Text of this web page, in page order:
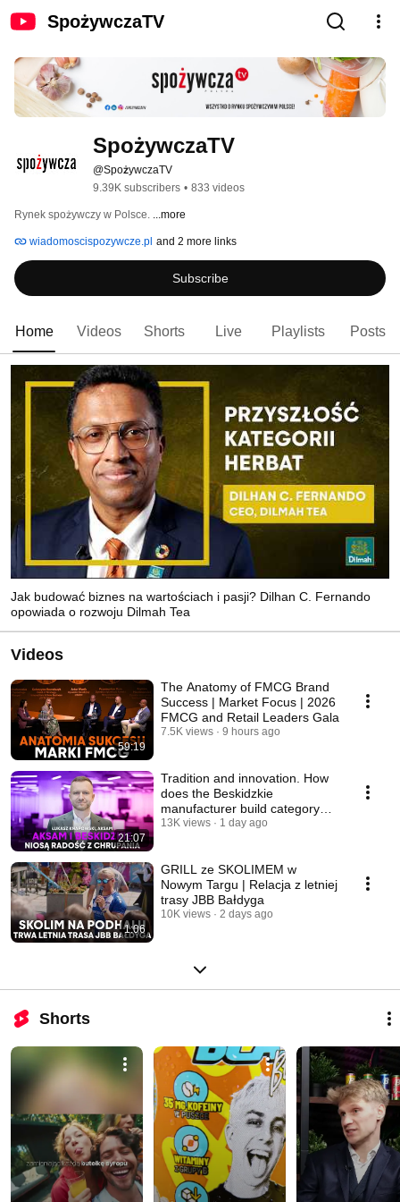
SpożywczaTV
SpożywczaTV
@SpożywczaTV
9.39K subscribers • 833 videos
Rynek spożywczy w Polsce. ...more
wiadomoscispozywcze.pl and 2 more links
Subscribe
Home Videos Shorts Live Playlists Posts
Jak budować biznes na wartościach i pasji? Dilhan C. Fernando
opowiada o rozwoju Dilmah Tea
Videos
59:19
The Anatomy of FMCG Brand
Success | Market Focus | 2026
FMCG and Retail Leaders Gala
7.5K views 9 hours ago
21:07
Tradition and innovation. How
does the Beskidzkie
manufacturer build category
value?
13K views 1 day ago
1:06
GRILL ze SKOLIMEM w
Nowym Targu | Relacja z letniej
trasy JBB Bałdyga
10K views 2 days ago
Shorts